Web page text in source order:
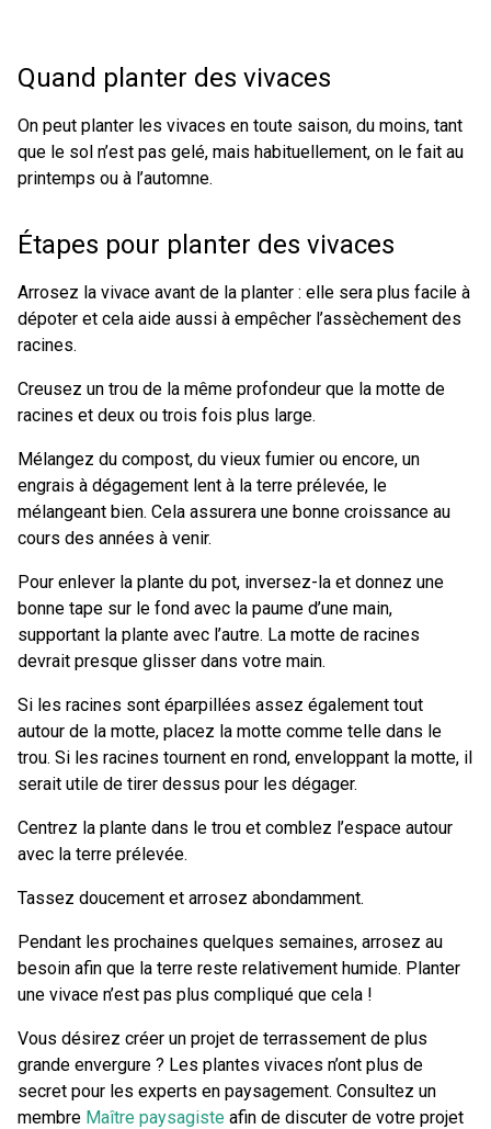
Quand planter des vivaces
On peut planter les vivaces en toute saison, du moins, tant
que le sol n’est pas gelé, mais habituellement, on le fait au
printemps ou à l’automne.
Étapes pour planter des vivaces
Arrosez la vivace avant de la planter : elle sera plus facile à
dépoter et cela aide aussi à empêcher l’assèchement des
racines.
Creusez un trou de la même profondeur que la motte de
racines et deux ou trois fois plus large.
Mélangez du compost, du vieux fumier ou encore, un
engrais à dégagement lent à la terre prélevée, le
mélangeant bien. Cela assurera une bonne croissance au
cours des années à venir.
Pour enlever la plante du pot, inversez-la et donnez une
bonne tape sur le fond avec la paume d’une main,
supportant la plante avec l’autre. La motte de racines
devrait presque glisser dans votre main.
Si les racines sont éparpillées assez également tout
autour de la motte, placez la motte comme telle dans le
trou. Si les racines tournent en rond, enveloppant la motte, il
serait utile de tirer dessus pour les dégager.
Centrez la plante dans le trou et comblez l’espace autour
avec la terre prélevée.
Tassez doucement et arrosez abondamment.
Pendant les prochaines quelques semaines, arrosez au
besoin afin que la terre reste relativement humide. Planter
une vivace n’est pas plus compliqué que cela !
Vous désirez créer un projet de terrassement de plus
grande envergure ? Les plantes vivaces n’ont plus de
secret pour les experts en paysagement. Consultez un
membre Maître paysagiste afin de discuter de votre projet